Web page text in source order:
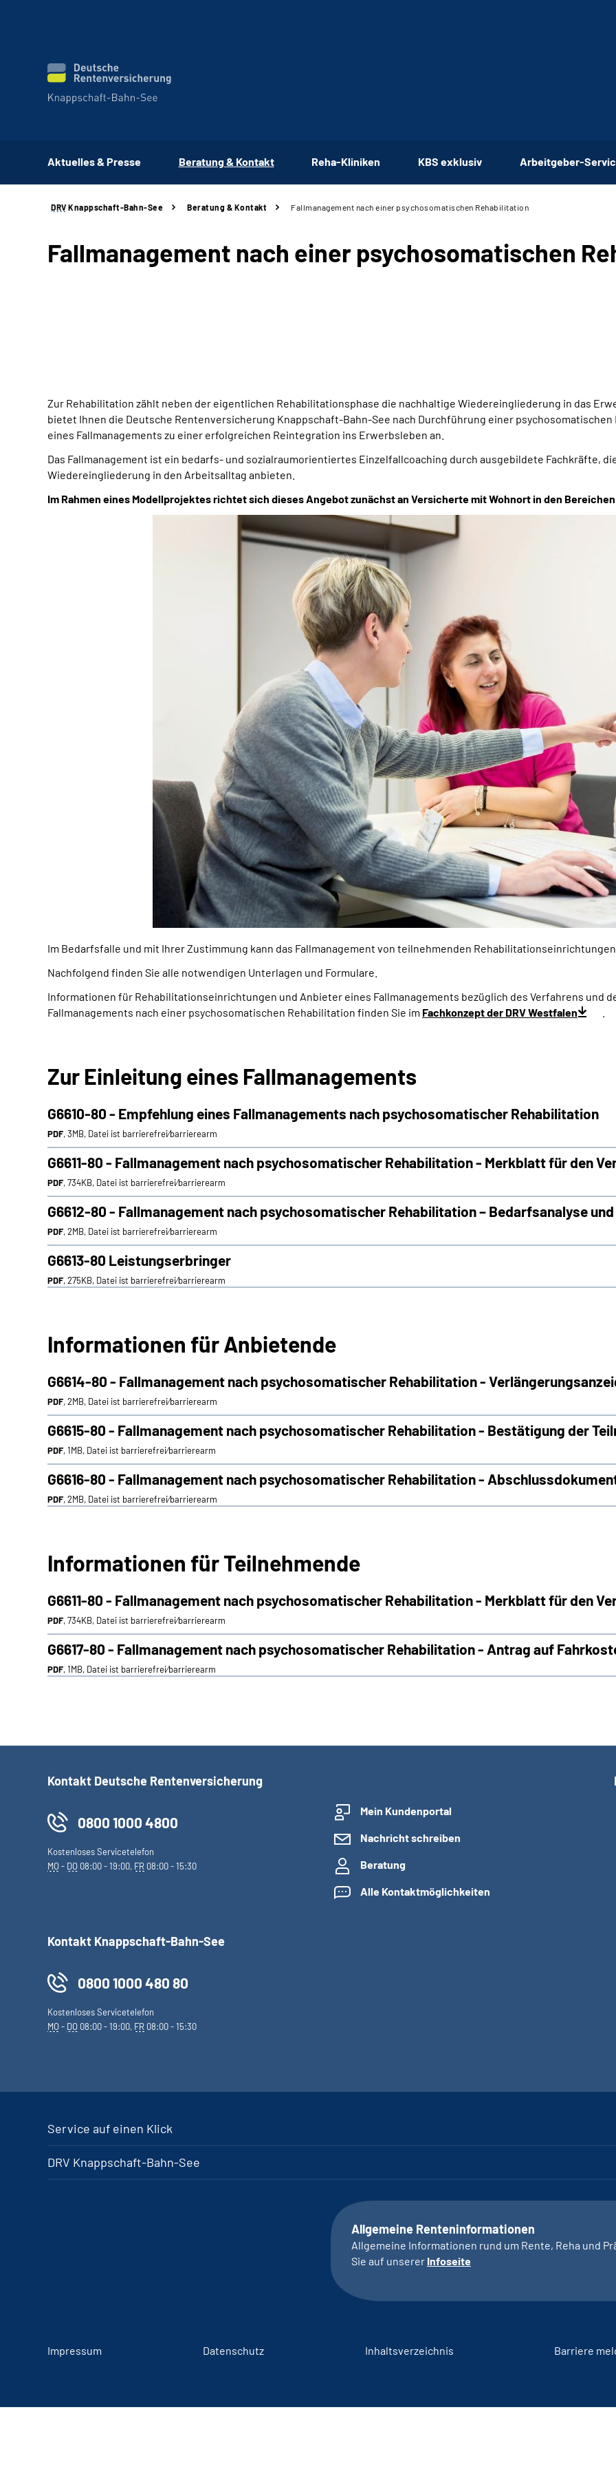
Aktuelles & Presse Beratung & Kontakt Reha-Kliniken KBS exklusiv Arbeitgeber-
DRV Knappschaft-Bahn-See Beratung & Kontakt Fallmanagement nach einer psychosomatischen Rehabilitation
Fallmanagement nach einer psychosomatischen
Zur Rehabilitation zählt neben der eigentlichen Rehabilitationsphase die nachhaltige Wiedereingliederung in das
bietet Ihnen die Deutsche Rentenversicherung Knappschaft-Bahn-See nach Durchführung einer
eines Fallmanagements zu einer erfolgreichen Reintegration ins Erwerbsleben an.
Das Fallmanagement ist ein bedarfs- und sozialraumorientiertes Einzelfallcoaching durch ausgebildete Fachkräfte,
Wiedereingliederung in den Arbeitsalltag anbieten.
Im Rahmen eines Modellprojektes richtet sich dieses Angebot zunächst an Versicherte mit Wohnort in den Bereichen
Im Bedarfsfalle und mit Ihrer Zustimmung kann das Fallmanagement von teilnehmenden
Nachfolgend finden Sie alle notwendigen Unterlagen und Formulare.
Informationen für Rehabilitationseinrichtungen und Anbieter eines Fallmanagements bezüglich des Verfahrens und
Fallmanagements nach einer psychosomatischen Rehabilitation finden Sie im Fachkonzept der DRV Westfalen
Zur Einleitung eines Fallmanagements
G6610-80 - Empfehlung eines Fallmanagements nach psychosomatischer Rehabilitation
PDF, 3MB, Datei ist barrierefrei⁄barrierearm
G6611-80 - Fallmanagement nach psychosomatischer Rehabilitation - Merkblatt für den
PDF, 734KB, Datei ist barrierefrei⁄barrierearm
G6612-80 - Fallmanagement nach psychosomatischer Rehabilitation – Bedarfsanalyse
PDF, 2MB, Datei ist barrierefrei⁄barrierearm
G6613-80 Leistungserbringer
PDF, 275KB, Datei ist barrierefrei⁄barrierearm
Informationen für Anbietende
G6614-80 - Fallmanagement nach psychosomatischer Rehabilitation -
PDF, 2MB, Datei ist barrierefrei⁄barrierearm
G6615-80 - Fallmanagement nach psychosomatischer Rehabilitation - Bestätigung der
PDF, 1MB, Datei ist barrierefrei⁄barrierearm
G6616-80 - Fallmanagement nach psychosomatischer Rehabilitation -
PDF, 2MB, Datei ist barrierefrei⁄barrierearm
Informationen für Teilnehmende
G6611-80 - Fallmanagement nach psychosomatischer Rehabilitation - Merkblatt für den
PDF, 734KB, Datei ist barrierefrei⁄barrierearm
G6617-80 - Fallmanagement nach psychosomatischer Rehabilitation - Antrag auf
PDF, 1MB, Datei ist barrierefrei⁄barrierearm
Kontakt Deutsche Rentenversicherung
0800 1000 4800
Kostenloses Servicetelefon
MO- DO 08:00 - 19:00, FR 08:00 - 15:30
Mein Kundenportal
Nachricht schreiben
Beratung
Alle Kontaktmöglichkeiten
Kontakt Knappschaft-Bahn-See
0800 1000 480 80
Kostenloses Servicetelefon
MO- DO 08:00 - 19:00, FR 08:00 - 15:30
Service auf einen Klick
DRV Knappschaft-Bahn-See
Allgemeine Renteninformationen
Allgemeine Informationen rund um Rente, Reha und
Sie auf unserer Infoseite
Impressum Datenschutz Inhaltsverzeichnis Barriere